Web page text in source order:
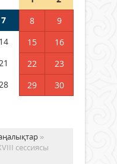
7 8
9
14 15
16
21 22
23
28 29
30
»
сессиясы